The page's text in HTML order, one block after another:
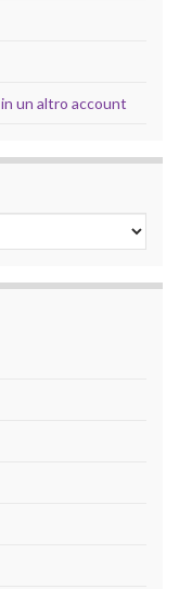
un altro account